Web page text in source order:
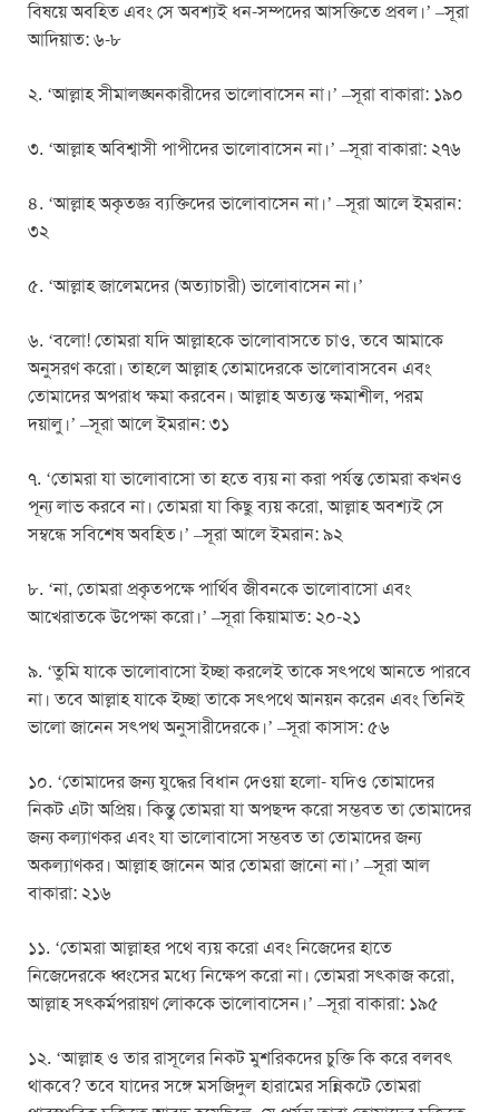
বিষয়ে অবহিত এবং সে অবশ্যই ধন-সম্পদের আসক্তিতে প্রবল।’ –সূরা
আদিয়াত: ৬-৮
২. ‘আল্লাহ সীমালঙ্ঘনকারীদের ভালোবাসেন না।’ –সূরা বাকারা: ১৯০
৩. ‘আল্লাহ অবিশ্বাসী পাপীদের ভালোবাসেন না।’ –সূরা বাকারা: ২৭৬
৪. ‘আল্লাহ অকৃতজ্ঞ ব্যক্তিদের ভালোবাসেন না।’ –সূরা আলে ইমরান:
৩২
৫. ‘আল্লাহ জালেমদের (অত্যাচারী) ভালোবাসেন না।’
৬. ‘বলো! তোমরা যদি আল্লাহকে ভালোবাসতে চাও, তবে আমাকে
অনুসরণ করো। তাহলে আল্লাহ তোমাদেরকে ভালোবাসবেন এবং
তোমাদের অপরাধ ক্ষমা করবেন। আল্লাহ অত্যন্ত ক্ষমাশীল, পরম
দয়ালু।’ –সূরা আলে ইমরান: ৩১
৭. ‘তোমরা যা ভালোবাসো তা হতে ব্যয় না করা পর্যন্ত তোমরা কখনও
পূন্য লাভ করবে না। তোমরা যা কিছু ব্যয় করো, আল্লাহ অবশ্যই সে
সম্বন্ধে সবিশেষ অবহিত।’ –সূরা আলে ইমরান: ৯২
৮. ‘না, তোমরা প্রকৃতপক্ষে পার্থিব জীবনকে ভালোবাসো এবং
আখেরাতকে উপেক্ষা করো।’ –সূরা কিয়ামাত: ২০-২১
৯. ‘তুমি যাকে ভালোবাসো ইচ্ছা করলেই তাকে সৎপথে আনতে পারবে
না। তবে আল্লাহ যাকে ইচ্ছা তাকে সৎপথে আনয়ন করেন এবং তিনিই
ভালো জানেন সৎপথ অনুসারীদেরকে।’ –সূরা কাসাস: ৫৬
১০. ‘তোমাদের জন্য যুদ্ধের বিধান দেওয়া হলো- যদিও তোমাদের
নিকট এটা অপ্রিয়। কিন্তু তোমরা যা অপছন্দ করো সম্ভবত তা তোমাদের
জন্য কল্যাণকর এবং যা ভালোবাসো সম্ভবত তা তোমাদের জন্য
অকল্যাণকর। আল্লাহ জানেন আর তোমরা জানো না।’ –সূরা আল
বাকারা: ২১৬
১১. ‘তোমরা আল্লাহর পথে ব্যয় করো এবং নিজেদের হাতে
নিজেদেরকে ধ্বংসের মধ্যে নিক্ষেপ করো না। তোমরা সৎকাজ করো,
আল্লাহ সৎকর্মপরায়ণ লোককে ভালোবাসেন।’ –সূরা বাকারা: ১৯৫
১২. ‘আল্লাহ ও তার রাসূলের নিকট মুশরিকদের চুক্তি কি করে বলবৎ
থাকবে? তবে যাদের সঙ্গে মসজিদুল হারামের সন্নিকটে তোমরা